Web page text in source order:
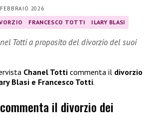
2026
FRANCESCO TOTTI ILARY BLASI
Totti a proposito del divorzio del suoi
Chanel Totti commenta il divorzio
Blasi e Francesco Totti.
il divorzio dei